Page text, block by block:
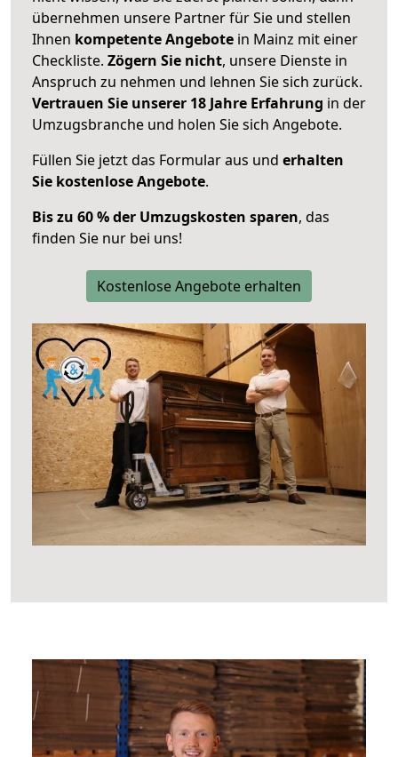
übernehmen unsere Partner für Sie und stellen
Ihnen kompetente Angebote in Mainz mit einer
Checkliste. Zögern Sie nicht, unsere Dienste in
Anspruch zu nehmen und lehnen Sie sich zurück.
Vertrauen Sie unserer 18 Jahre Erfahrung in der
Umzugsbranche und holen Sie sich Angebote.
Füllen Sie jetzt das Formular aus und erhalten
Sie kostenlose Angebote.
Bis zu 60 % der Umzugskosten sparen, das
finden Sie nur bei uns!
Kostenlose Angebote erhalten